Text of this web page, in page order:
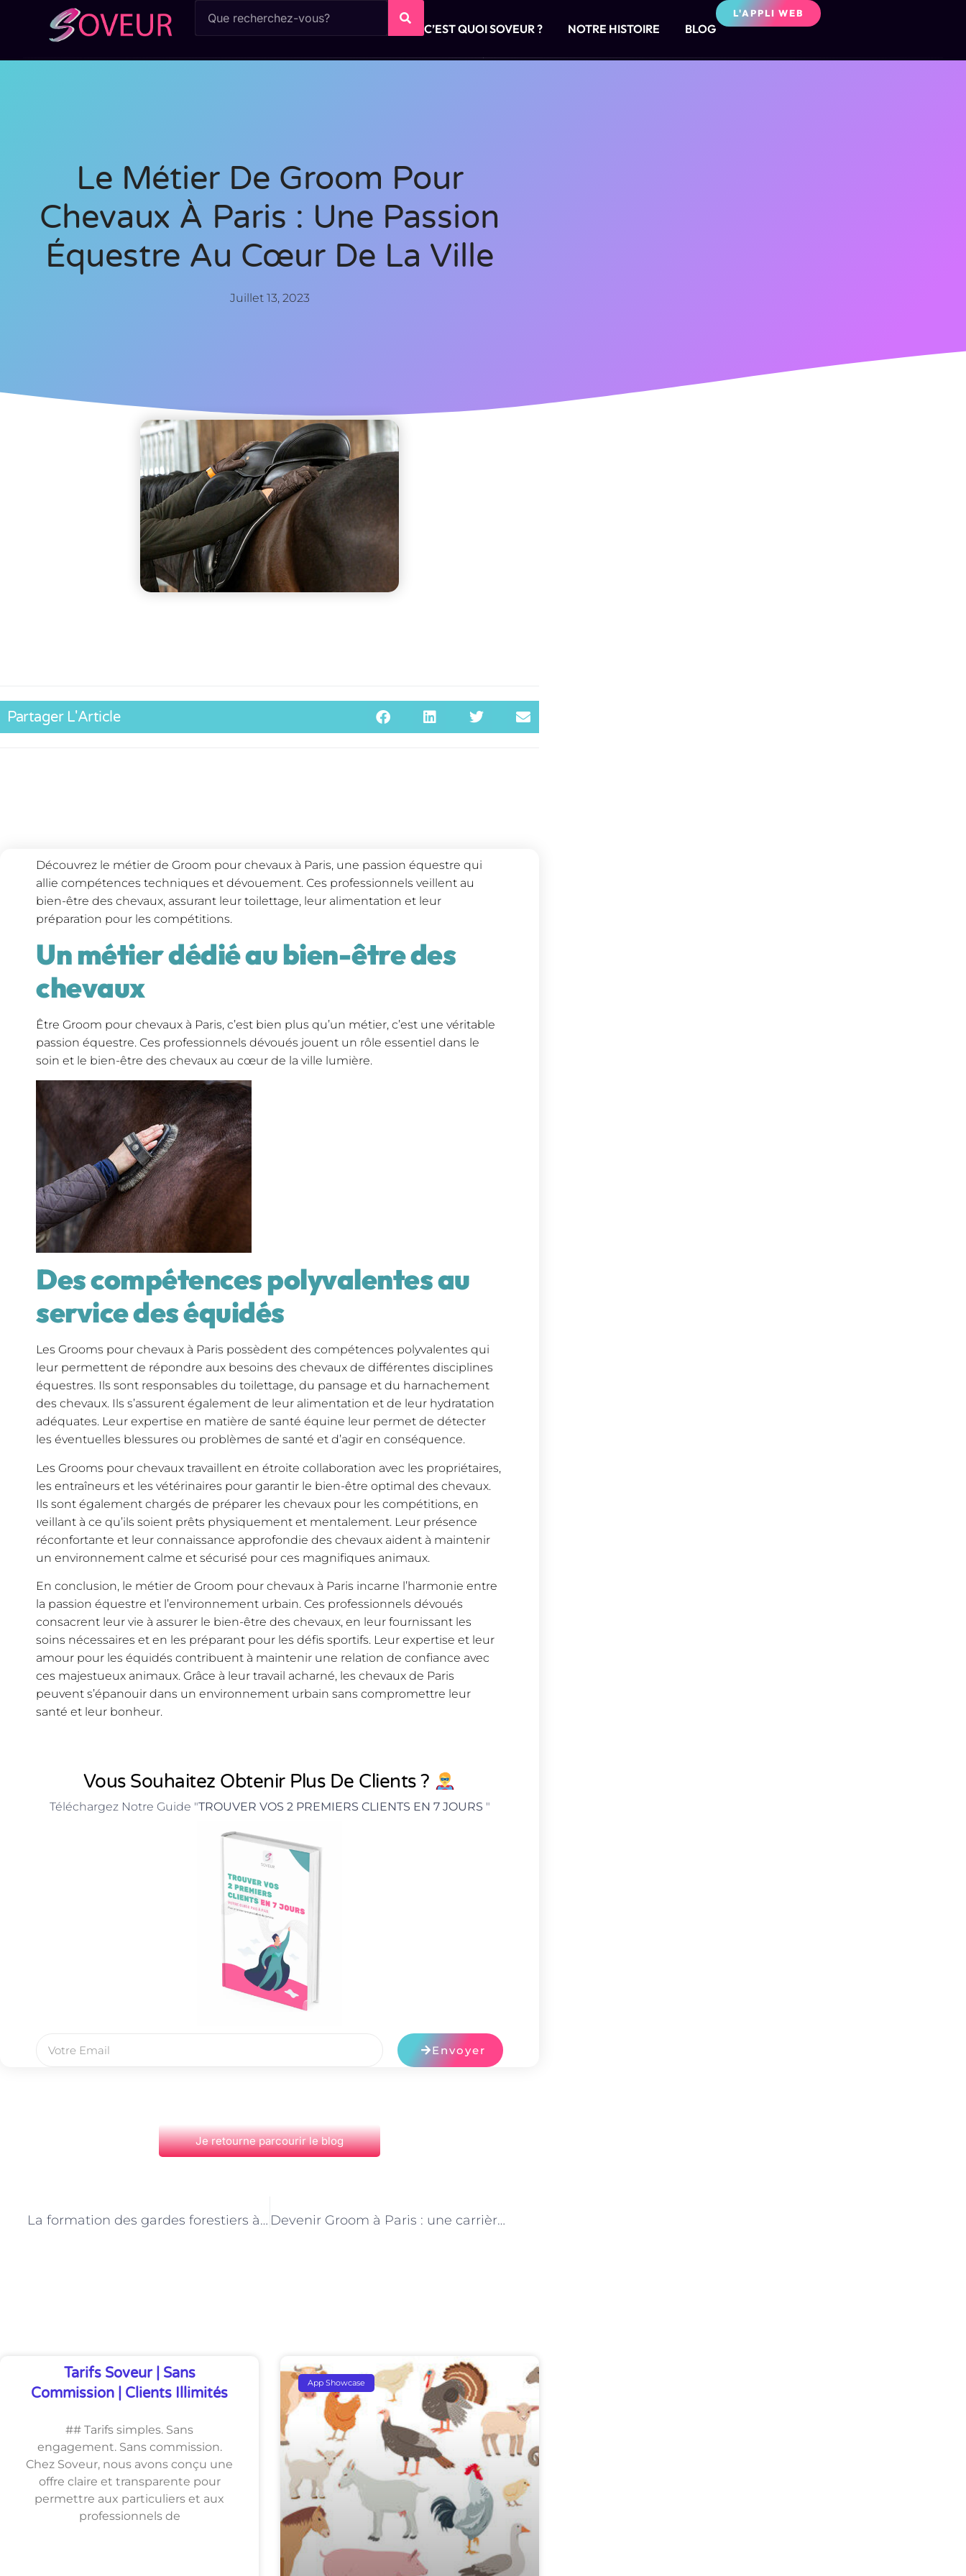
C’EST QUOI SOVEUR ? NOTRE HISTOIRE BLOG
L'APPLI WEB
Le Métier De Groom Pour
Chevaux À Paris : Une Passion
Équestre Au Cœur De La Ville
Juillet 13, 2023
Partager L'Article
Découvrez le métier de Groom pour chevaux à Paris, une passion équestre qui
allie compétences techniques et dévouement. Ces professionnels veillent au
bien-être des chevaux, assurant leur toilettage, leur alimentation et leur
préparation pour les compétitions.
Un métier dédié au bien-être des
chevaux
Être Groom pour chevaux à Paris, c’est bien plus qu’un métier, c’est une véritable
passion équestre. Ces professionnels dévoués jouent un rôle essentiel dans le
soin et le bien-être des chevaux au cœur de la ville lumière.
Des compétences polyvalentes au
service des équidés
Les Grooms pour chevaux à Paris possèdent des compétences polyvalentes qui
leur permettent de répondre aux besoins des chevaux de différentes disciplines
équestres. Ils sont responsables du toilettage, du pansage et du harnachement
des chevaux. Ils s’assurent également de leur alimentation et de leur hydratation
adéquates. Leur expertise en matière de santé équine leur permet de détecter
les éventuelles blessures ou problèmes de santé et d’agir en conséquence.
Les Grooms pour chevaux travaillent en étroite collaboration avec les propriétaires,
les entraîneurs et les vétérinaires pour garantir le bien-être optimal des chevaux.
Ils sont également chargés de préparer les chevaux pour les compétitions, en
veillant à ce qu’ils soient prêts physiquement et mentalement. Leur présence
réconfortante et leur connaissance approfondie des chevaux aident à maintenir
un environnement calme et sécurisé pour ces magnifiques animaux.
En conclusion, le métier de Groom pour chevaux à Paris incarne l’harmonie entre
la passion équestre et l’environnement urbain. Ces professionnels dévoués
consacrent leur vie à assurer le bien-être des chevaux, en leur fournissant les
soins nécessaires et en les préparant pour les défis sportifs. Leur expertise et leur
amour pour les équidés contribuent à maintenir une relation de confiance avec
ces majestueux animaux. Grâce à leur travail acharné, les chevaux de Paris
peuvent s’épanouir dans un environnement urbain sans compromettre leur
santé et leur bonheur.
Vous Souhaitez Obtenir Plus De Clients ?
Téléchargez Notre Guide "TROUVER VOS 2 PREMIERS CLIENTS EN 7 JOURS "
Envoyer
Je retourne parcourir le blog
La formation des gardes forestiers à Paris : compétences et expertise au service de l’environnement Devenir Groom à Paris : une carrière au galop
Tarifs Soveur | Sans
Commission | Clients Illimités
## Tarifs simples. Sans
engagement. Sans commission.
Chez Soveur, nous avons conçu une
offre claire et transparente pour
permettre aux particuliers et aux
professionnels de
App Showcase